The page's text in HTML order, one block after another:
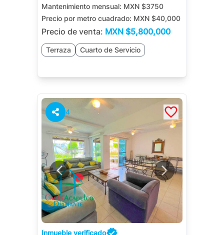
Mantenimiento mensual: MXN $3750
Precio por metro cuadrado: MXN $40,000
Precio de venta: MXN $5,800,000
Terraza Cuarto de Servicio
4
Inmueble verificado